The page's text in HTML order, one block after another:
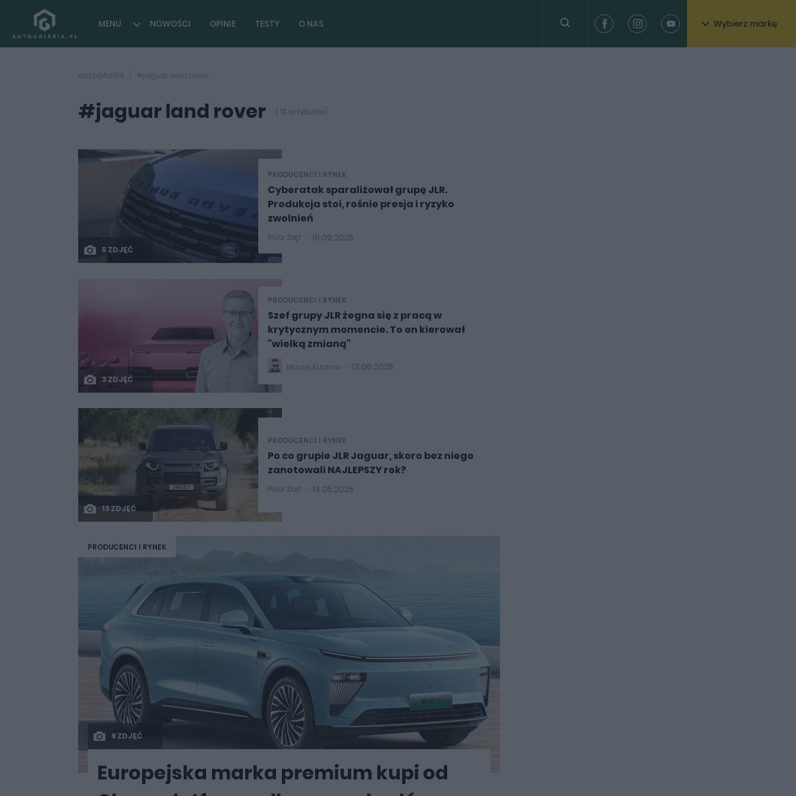
MENU NOWOŚCI OPINIE TESTY O NAS Wybierz markę
autoGALERIA #jaguar land rover
#jaguar land rover ( 13 artykułów)
5 ZDJĘĆ
PRODUCENCI I RYNEK
Cyberatak sparaliżował grupę JLR.
Produkcja stoi, rośnie presja i ryzyko
zwolnień
Piotr Zajt 16.09.2025
3 ZDJĘĆ
PRODUCENCI I RYNEK
Szef grupy JLR żegna się z pracą w
krytycznym momencie. To on kierował
"wielką zmianą"
Maciej Kuchno 01.08.2025
13 ZDJĘĆ
PRODUCENCI I RYNEK
Po co grupie JLR Jaguar, skoro bez niego
zanotowali NAJLEPSZY rok?
Piotr Zajt 14.05.2025
PRODUCENCI I RYNEK
9 ZDJĘĆ
Europejska marka premium kupi od